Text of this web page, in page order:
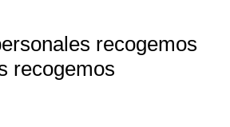
recogemos
recogemos